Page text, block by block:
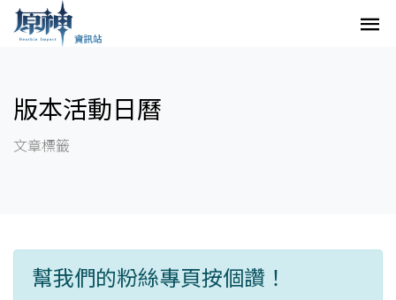
版本活動日曆
文章標籤
幫我們的粉絲專頁按個讚！